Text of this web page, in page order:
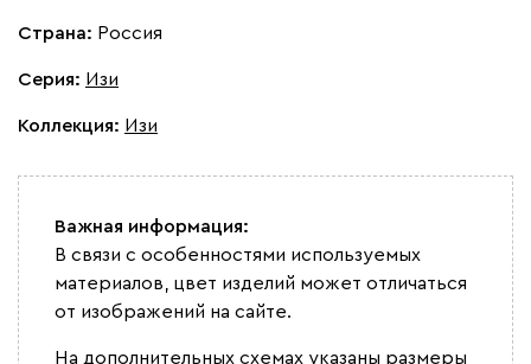
Страна: Россия
Серия: Изи
Коллекция: Изи
Важная информация:
В связи с особенностями используемых
материалов, цвет изделий может отличаться
от изображений на сайте.
На дополнительных схемах указаны размеры